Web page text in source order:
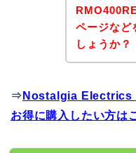
ページなど
しょうか？
⇒ Nostalgia Electrics
お得に購入したい方は